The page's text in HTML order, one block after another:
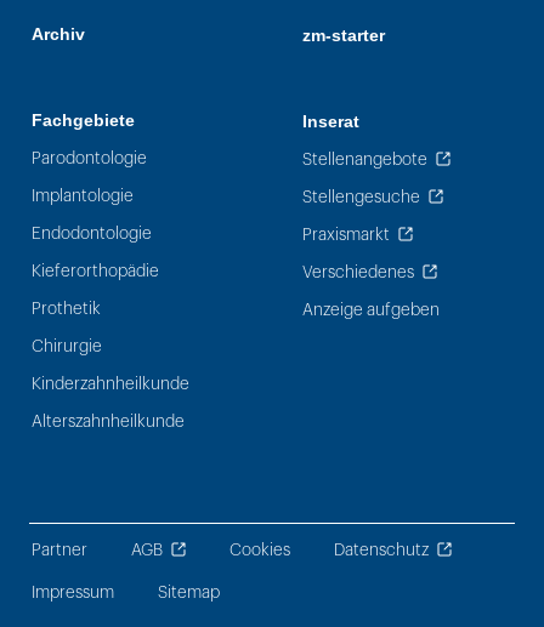
Archiv
Fachgebiete
Parodontologie
Implantologie
Endodontologie
Kieferorthopädie
Prothetik
Chirurgie
Kinderzahnheilkunde
Alterszahnheilkunde
zm-starter
Inserat
Stellenangebote
Stellengesuche
Praxismarkt
Verschiedenes
Anzeige aufgeben
Partner AGB Cookies Datenschutz
Impressum Sitemap